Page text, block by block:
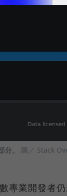
。 圖／ Stack
專業開發者